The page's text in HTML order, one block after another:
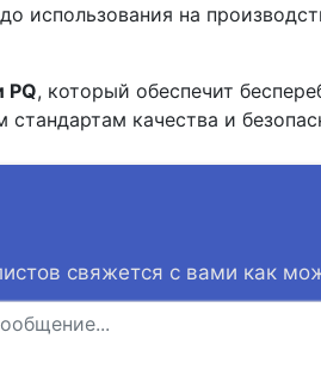
использования на
PQ, который обеспечит
качества и
свяжется с вами как